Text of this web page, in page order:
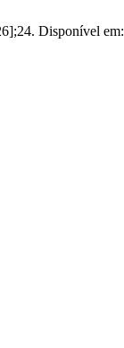
Disponível em: